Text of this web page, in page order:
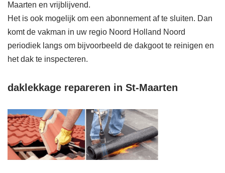
Maarten en vrijblijvend.
Het is ook mogelijk om een abonnement af te sluiten. Dan
komt de vakman in uw regio Noord Holland Noord
periodiek langs om bijvoorbeeld de dakgoot te reinigen en
het dak te inspecteren.
daklekkage repareren in St-Maarten